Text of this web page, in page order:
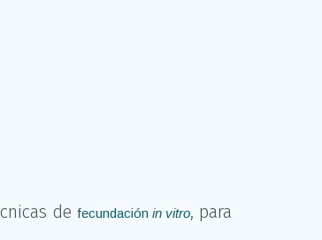
defecundaciónin vitro, para